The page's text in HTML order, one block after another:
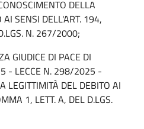
DELLA
AI SENSI DELL'ART. 194,
N. 267/2000;
GIUDICE DI PACE DI
- LECCE N. 298/2025 -
LEGITTIMITÀ DEL DEBITO AI
1, LETT. A, DEL D.LGS.